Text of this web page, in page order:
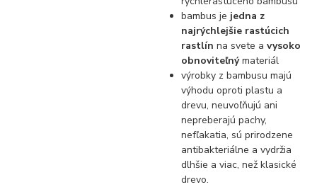
bambus je jedna z
najrýchlejšie rastúcich
rastlínna svete avysoko
obnoviteľnýmateriál
výrobky z bambusu majú
výhodu oproti plastu a
drevu, neuvoľňujú ani
nepreberajú pachy,
nefľakatia, sú prirodzene
antibakteriálne a vydržia
dlhšie a viac, než klasické
drevo.